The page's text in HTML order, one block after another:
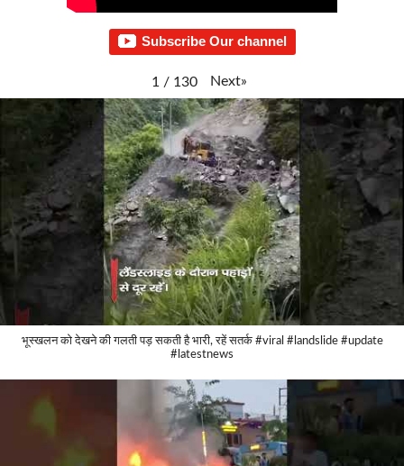
Subscribe Our channel
1 / 130 Next»
भूस्खलन को देखने की गलती पड़ सकती है भारी, रहें सतर्क #viral #landslide #update
#latestnews